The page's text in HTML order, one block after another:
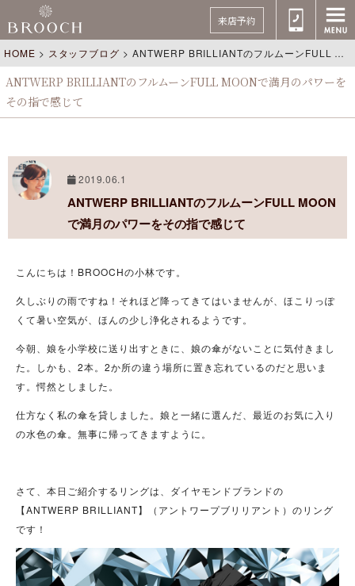
来店予約
HOME > スタッフブログ >ANTWERP BRILLIANTのフルムーンFULL MOONで満月のパワーをその指で感じて
ANTWERP BRILLIANTのフルムーンFULL MOONで満月のパワーを
その指で感じて
2019.06.1
ANTWERP BRILLIANTのフルムーンFULL MOON
で満月のパワーをその指で感じて
こんにちは！BROOCHの小林です。
久しぶりの雨ですね！それほど降ってきてはいませんが、ほこりっぽ
くて暑い空気が、ほんの少し浄化されるようです。
今朝、娘を小学校に送り出すときに、娘の傘がないことに気付きまし
た。しかも、2本。2か所の違う場所に置き忘れているのだと思いま
す。愕然としました。
仕方なく私の傘を貸しました。娘と一緒に選んだ、最近のお気に入り
の水色の傘。無事に帰ってきますように。
さて、本日ご紹介するリングは、ダイヤモンドブランドの
【ANTWERP BRILLIANT】（アントワープブリリアント）のリング
です！